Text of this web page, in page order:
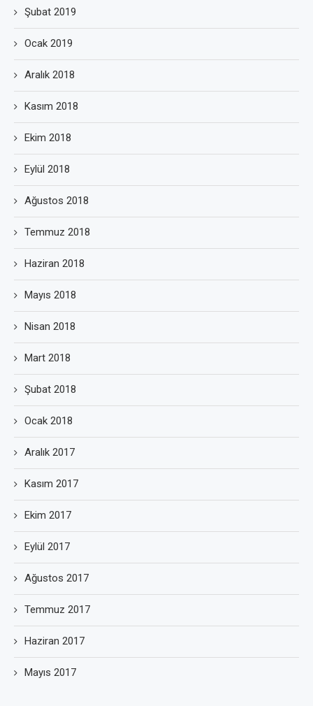
Şubat 2019
Ocak 2019
Aralık 2018
Kasım 2018
Ekim 2018
Eylül 2018
Ağustos 2018
Temmuz 2018
Haziran 2018
Mayıs 2018
Nisan 2018
Mart 2018
Şubat 2018
Ocak 2018
Aralık 2017
Kasım 2017
Ekim 2017
Eylül 2017
Ağustos 2017
Temmuz 2017
Haziran 2017
Mayıs 2017